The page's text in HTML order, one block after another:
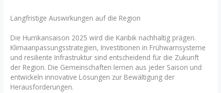
Langfristige Auswirkungen auf die Region
Die Hurrikansaison 2025 wird die Karibik nachhaltig prägen.
Klimaanpassungsstrategien, Investitionen in Frühwarnsysteme
und resiliente Infrastruktur sind entscheidend für die Zukunft
der Region. Die Gemeinschaften lernen aus jeder Saison und
entwickeln innovative Lösungen zur Bewältigung der
Herausforderungen.